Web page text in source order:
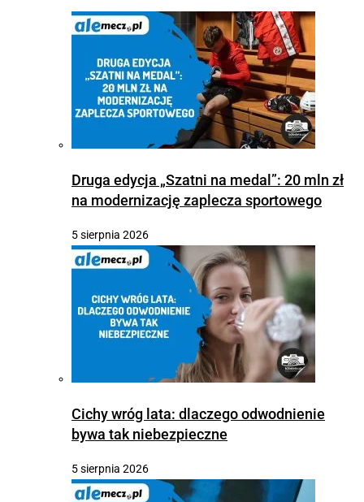
Druga edycja „Szatni na medal”: 20 mln zł
na modernizację zaplecza sportowego
5 sierpnia 2026
Cichy wróg lata: dlaczego odwodnienie
bywa tak niebezpieczne
5 sierpnia 2026